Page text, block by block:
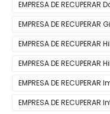
EMPRESA DE RECUPERAR
EMPRESA DE
EMPRESA DE RECUPERAR
EMPRESA DE
EMPRESA DE
Giga Dahua
EMPRESA DE RECUPERAR